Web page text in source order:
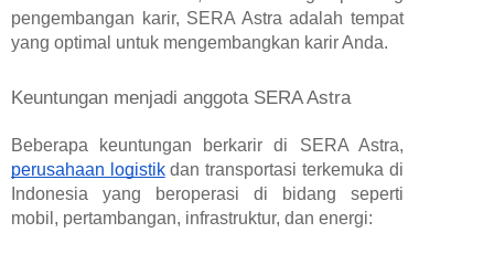
pengembangan karir, SERA Astra adalah tempat
yang optimal untuk mengembangkan karir Anda.
Keuntungan menjadi anggota SERA Astra
Beberapa keuntungan berkarir di SERA Astra,
perusahaan logistikdan transportasi terkemuka di
Indonesia yang beroperasi di bidang seperti
mobil, pertambangan, infrastruktur, dan energi: